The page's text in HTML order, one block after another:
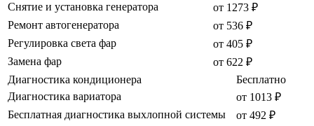
Снятие и установка генератора
от 1273 ₽
Ремонт автогенератора
от 536 ₽
Регулировка света фар
от 405 ₽
Замена фар
от 622 ₽
Диагностика кондиционера
Бесплатно
Диагностика вариатора
от 1013 ₽
Бесплатная диагностика выхлопной системы
от 492 ₽